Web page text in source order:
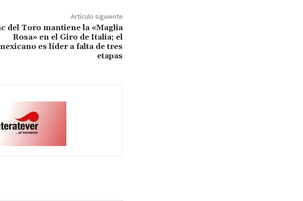
Artículo siguiente
del Toro mantiene la «Maglia
Rosa» en el Giro de Italia; el
es líder a falta de tres
etapas